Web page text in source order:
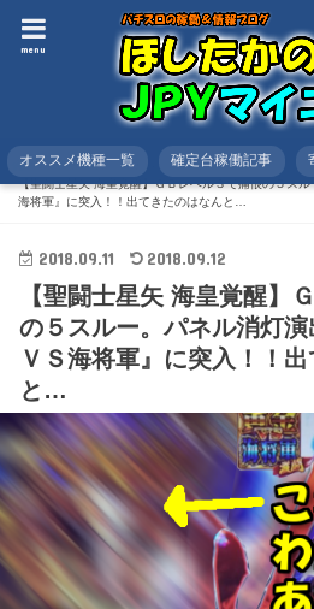
menu
オススメ機種一覧 確定台稼働記事
HOME スロット
稼働記事
【聖闘士星矢 海皇覚醒】ＧＢレベル３で痛恨の５ス
海将軍』に突入！！出てきたのはなんと…
2018.09.11 2018.09.12
【聖闘士星矢 海皇覚醒】
の５スルー。パネル消灯
ＶＳ海将軍』に突入！！
と…